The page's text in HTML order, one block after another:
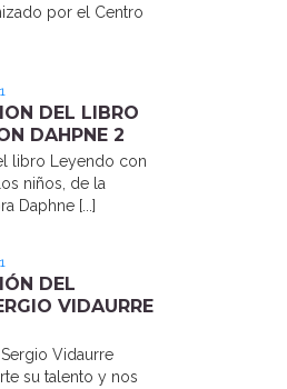
por el Centro
DEL LIBRO
DAHPNE 2
libro Leyendo con
niños, de la
Daphne [...]
DEL
VIDAURRE
Vidaurre
su talento y nos